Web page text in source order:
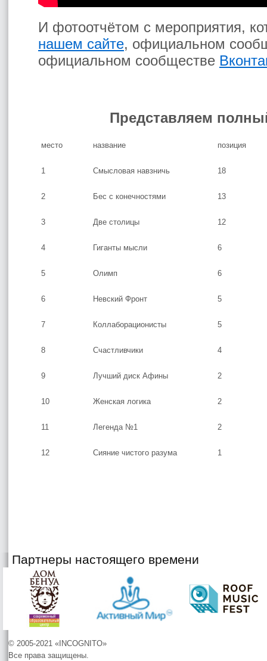
И фотоотчётом с мероприятия,
нашем сайте, официальном
официальном сообществе
Представляем
место название позиция
1 Смысловая навзничь 18
2 Бес с конечностями 13
3 Две столицы 12
4 Гиганты мысли 6
5 Олимп 6
6 Невский Фронт 5
7 Коллаборационисты 5
8 Счастливчики 4
9 Лучший диск Афины 2
10 Женская логика 2
11 Легенда №1 2
12 Сияние чистого разума 1
Партнеры настоящего времени
© 2005-2021 «INCOGNITO»
Все права защищены.